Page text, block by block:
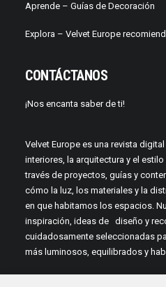
Aprende – Guías de Decoración
Explora – Velvet Europe
CONTÁCTANOS
¡Nos encanta saber de ti!
Velvet Europe es una revista
interiores, la arquitectura y el
través de proyectos, guías y
cómo la luz, los materiales y la
en que habitamos los espacios.
inspiración, ideas de diseño y
cuidadosamente seleccionadas
más luminosos, equilibrados y